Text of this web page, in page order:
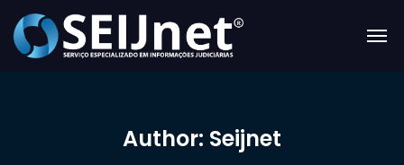
Author: Seijnet